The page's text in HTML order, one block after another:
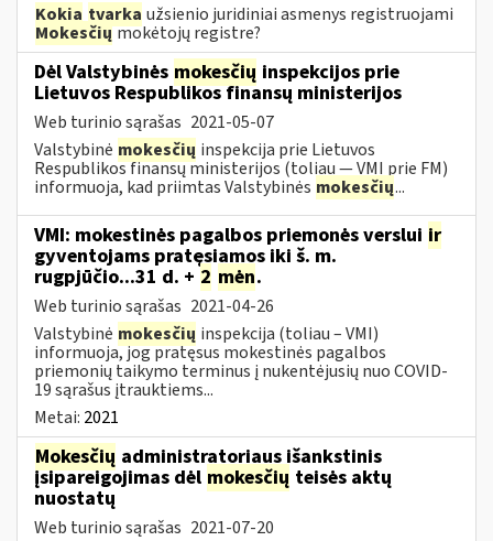
Kokia tvarka užsienio juridiniai asmenys registruojami
Mokesčiųmokėtojų registre?
Dėl Valstybinės mokesčių inspekcijos prie
Lietuvos Respublikos finansų ministerijos
Web turinio sąrašas 2021-05-07
Valstybinė mokesčių inspekcija prie Lietuvos
Respublikos finansų ministerijos (toliau — VMI prie FM)
informuoja, kad priimtas Valstybinės mokesčių...
VMI: mokestinės pagalbos priemonės verslui ir
gyventojams pratęsiamos iki š. m.
rugpjūčio...31 d. + 2 mėn.
Web turinio sąrašas 2021-04-26
Valstybinė mokesčių inspekcija (toliau – VMI)
informuoja, jog pratęsus mokestinės pagalbos
priemonių taikymo terminus į nukentėjusių nuo COVID-
19 sąrašus įtrauktiems...
Metai: 2021
Mokesčių administratoriaus išankstinis
įsipareigojimas dėl mokesčių teisės aktų
nuostatų
Web turinio sąrašas 2021-07-20